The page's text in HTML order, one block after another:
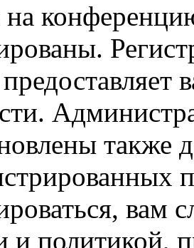
на
также
вам
и политикой,